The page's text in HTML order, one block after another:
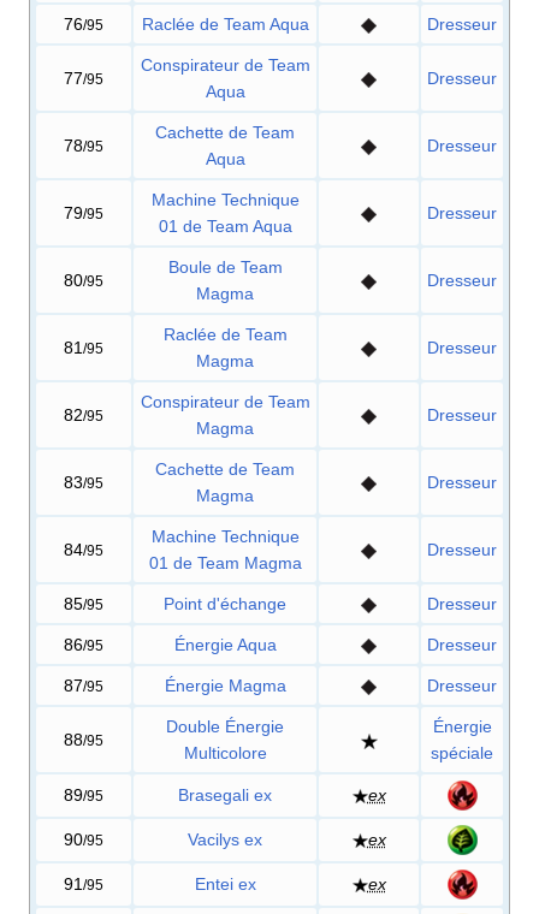
76/95 Raclée de Team Aqua Dresseur
77/95
Conspirateur de Team
Aqua
Dresseur
78/95
Cachette de Team
Aqua
Dresseur
79/95
Machine Technique
01 de Team Aqua
Dresseur
80/95
Boule de Team
Magma
Dresseur
81 /95
Raclée de Team
Magma
Dresseur
82/95
Conspirateur de Team
Magma
Dresseur
83/95
Cachette de Team
Magma
Dresseur
84/95
Machine Technique
01 de Team Magma
Dresseur
85/95 Point d'échange Dresseur
86/95 Énergie Aqua Dresseur
87/95 Énergie Magma Dresseur
88/95
Double Énergie
Multicolore
Énergie
spéciale
89/95 Brasegali ex ex
90/95 Vacilys ex ex
91 /95 Entei ex ex